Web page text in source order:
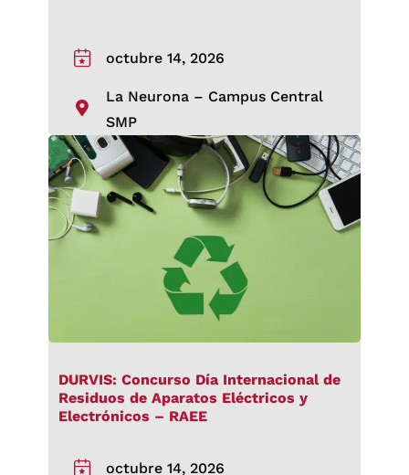
octubre 14, 2026
La Neurona – Campus Central
SMP
DURVIS: Concurso Día Internacional de
Residuos de Aparatos Eléctricos y
Electrónicos – RAEE
octubre 14, 2026